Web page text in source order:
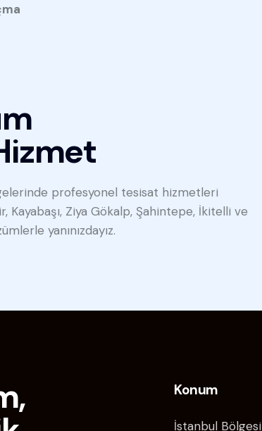
profesyonel tesisat hizmetleri
Kayabaşı, Ziya Gökalp, Şahintepe, İkitelli ve
yanınızdayız.
Konum
İstanbul Bölgesi